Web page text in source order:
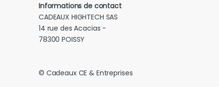
Informations de contact
CADEAUX HIGHTECH SAS
14 rue des Acacias -
78300 POISSY
© Cadeaux CE & Entreprises